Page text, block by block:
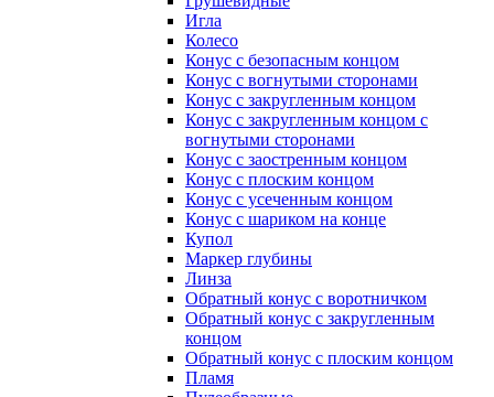
Игла
Колесо
Конус с безопасным концом
Конус с вогнутыми сторонами
Конус с закругленным концом
Конус с закругленным концом с
вогнутыми сторонами
Конус с заостренным концом
Конус с плоским концом
Конус с усеченным концом
Конус с шариком на конце
Купол
Маркер глубины
Линза
Обратный конус с воротничком
Обратный конус с закругленным
концом
Обратный конус с плоским концом
Пламя